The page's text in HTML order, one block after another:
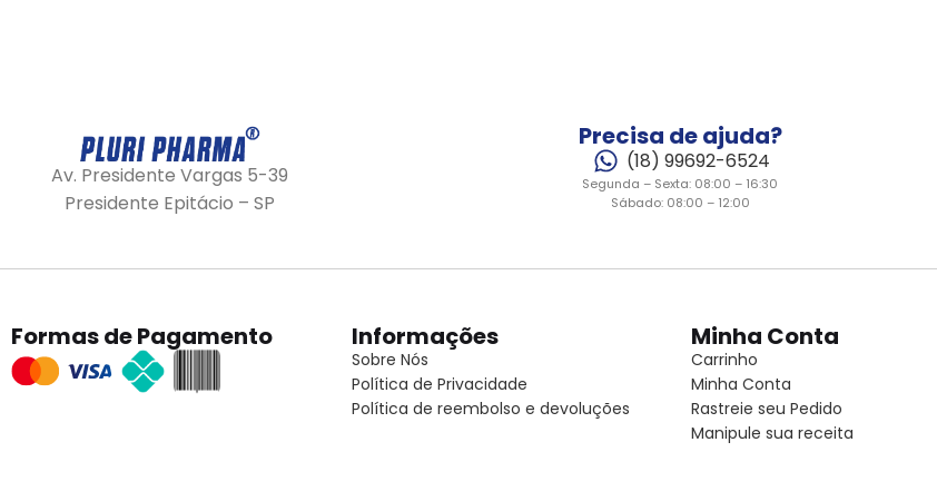
Av. Presidente Vargas 5-39
Presidente Epitácio – SP
Precisa de ajuda?
(18) 99692-6524
Segunda – Sexta: 08:00 – 16:30
Sábado: 08:00 – 12:00
Formas de Pagamento Informações
Sobre Nós
Política de Privacidade
Política de reembolso e devoluções
Minha Conta
Carrinho
Minha Conta
Rastreie seu Pedido
Manipule sua receita